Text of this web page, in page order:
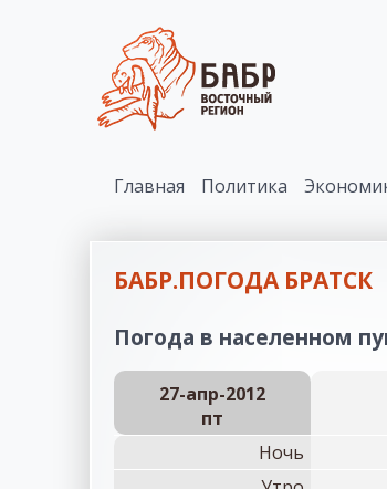
Главная Политика
БАБР.ПОГОДА БРАТСК
Погода в населенном
27-апр-2012
пт
Ночь